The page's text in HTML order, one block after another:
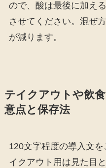
ので、酸は最後に加え
させてください。混ぜ
が減ります。
テイクアウトや飲
意点と保存法
120文字程度の導入文
イクアウト用は見た目